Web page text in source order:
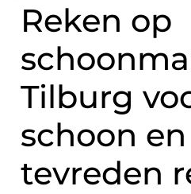
Reken op
Tilburg
schoon en
tevreden